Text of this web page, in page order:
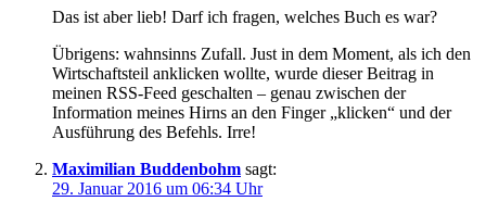
Das ist aber lieb! Darf ich fragen, welches Buch es war?
Übrigens: wahnsinns Zufall. Just in dem Moment, als ich den
Wirtschaftsteil anklicken wollte, wurde dieser Beitrag in
meinen RSS-Feed geschalten – genau zwischen der
Information meines Hirns an den Finger „klicken“ und der
Ausführung des Befehls. Irre!
Maximilian Buddenbohm sagt:
29. Januar 2016 um 06:34 Uhr